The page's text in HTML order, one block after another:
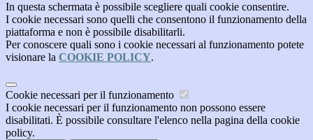
In questa schermata è possibile scegliere quali cookie consentire.
I cookie necessari sono quelli che consentono il funzionamento della
piattaforma e non è possibile disabilitarli.
Per conoscere quali sono i cookie necessari al funzionamento potete
visionare la COOKIE POLICY.
Cookie necessari per il funzionamento
I cookie necessari per il funzionamento non possono essere
disabilitati. È possibile consultare l'elenco nella pagina della cookie
policy.